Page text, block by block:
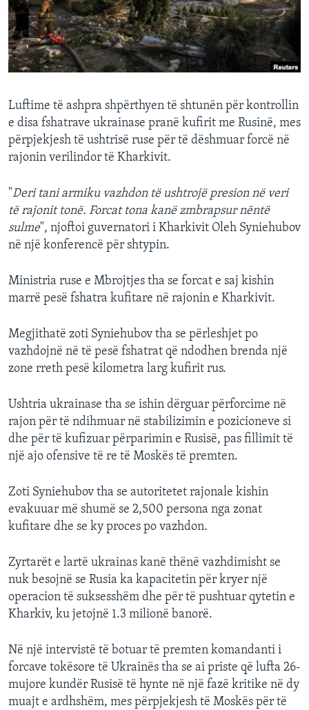
INTERVISTA
DITARI
Luftime të ashpra shpërthyen të shtunën për kontrollin
e disa fshatrave ukrainase pranë kufirit me Rusinë, mes
përpjekjesh të ushtrisë ruse për të dëshmuar forcë në
rajonin verilindor të Kharkivit.
"Deri tani armiku vazhdon të ushtrojë presion në veri
të rajonit tonë. Forcat tona kanë zmbrapsur nëntë
sulme", njoftoi guvernatori i Kharkivit Oleh Syniehubov
në një konferencë për shtypin.
Ministria ruse e Mbrojtjes tha se forcat e saj kishin
marrë pesë fshatra kufitare në rajonin e Kharkivit.
Megjithatë zoti Syniehubov tha se përleshjet po
vazhdojnë në të pesë fshatrat që ndodhen brenda një
zone rreth pesë kilometra larg kufirit rus.
Ushtria ukrainase tha se ishin dërguar përforcime në
rajon për të ndihmuar në stabilizimin e pozicioneve si
dhe për të kufizuar përparimin e Rusisë, pas fillimit të
një ajo ofensive të re të Moskës të premten.
Zoti Syniehubov tha se autoritetet rajonale kishin
evakuuar më shumë se 2,500 persona nga zonat
kufitare dhe se ky proces po vazhdon.
Zyrtarët e lartë ukrainas kanë thënë vazhdimisht se
nuk besojnë se Rusia ka kapacitetin për kryer një
operacion të suksesshëm dhe për të pushtuar qytetin e
Kharkiv, ku jetojnë 1.3 milionë banorë.
Në një intervistë të botuar të premten komandanti i
forcave tokësore të Ukrainës tha se ai priste që lufta 26-
mujore kundër Rusisë të hynte në një fazë kritike në dy
muajt e ardhshëm, mes përpjekjesh të Moskës për të